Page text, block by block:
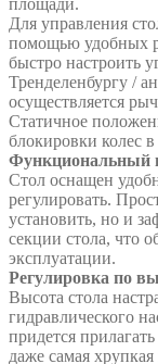
Для управления
помощью удобных
быстро настроить
Тренделенбургу /
осуществляется
Статичное
блокировки колес
Функциональный
Стол оснащен
регулировать.
установить, но и
секции стола, что
эксплуатации.
Регулировка по
Высота стола
гидравлического
придется
даже самая хрупкая